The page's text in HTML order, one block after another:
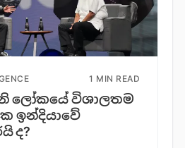
1 MIN READ
ලෝකයේ විශාලතම
ඉන්දියාවේ
ද?